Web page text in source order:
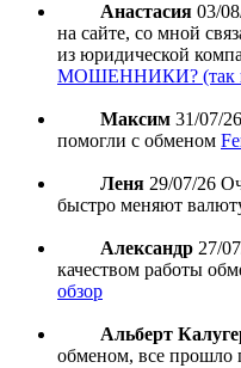
Анастасия 03/
на сайте, со мной
из юридической
МОШЕННИКИ? (так
Максим 31/07/26
помогли с обменом
Леня 29/07/26
быстро меняют
Александр 27/
качеством работы
обзор
Альберт
обменом, все прошло